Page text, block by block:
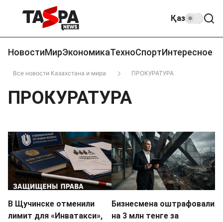
Қаз
НовостиМирЭкономикаТехноСпортИнтересное
Все новости Казахстана и мира ПРОКУРАТУРА
ПРОКУРАТУРА
В Щучинске отменили
лимит для «Инватакси»,
Бизнесмена оштрафовали
на 3 млн тенге за